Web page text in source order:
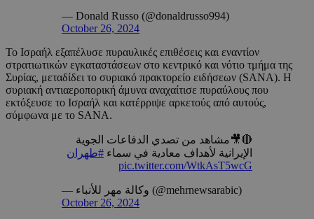
— Donald Russo (@donaldrusso994)
October 26, 2024
Το Ισραήλ εξαπέλυσε πυραυλικές επιθέσεις και εναντίον
στρατιωτικών εγκαταστάσεων στο κεντρικό και νότιο τμήμα της
Συρίας, μεταδίδει το συριακό πρακτορείο ειδήσεων (SANA). Η
συριακή αντιαεροπορική άμυνα αναχαίτισε πυραύλους που
εκτόξευσε το Ισραήλ και κατέρριψε αρκετούς από αυτούς,
σύμφωνα με το SANA.
🔴🎥مشاهد من تصدي الدفاعات الجوية
الإيرانية لأهداف معادية في سماء #طهران
pic.twitter.com/WtkAsT5wcG
— وكالة مهر للأنباء (@mehrnewsarabic)
October 26, 2024